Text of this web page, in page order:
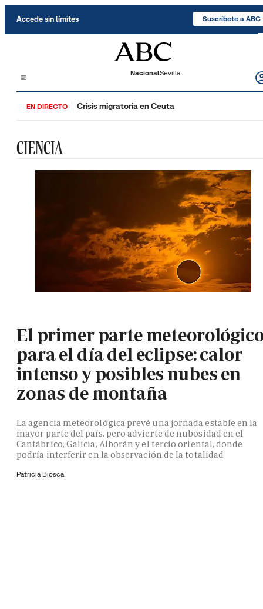
Accede sin límites Suscríbete a ABC
NacionalSevilla
EN DIRECTO Crisis migratoria en Ceuta
CIENCIA
El primer parte
para el día del eclipse: calor
intenso y posibles nubes en
zonas de montaña
La agencia meteorológica prevé una jornada estable en la
mayor parte del país, pero advierte de nubosidad en el
Cantábrico, Galicia, Alborán y el tercio oriental, donde
podría interferir en la observación de la totalidad
Patricia Biosca